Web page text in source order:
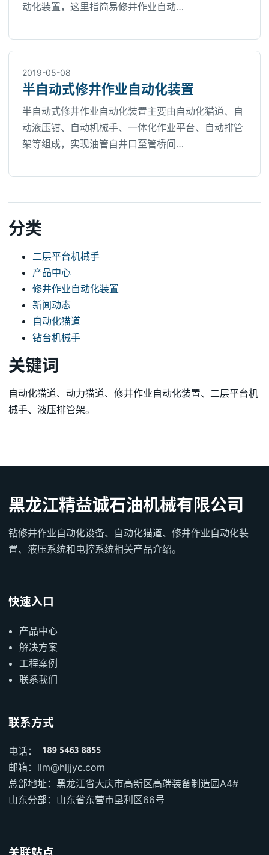
动化装置，这里指简易修井作业自动…
2019-05-08
半自动式修井作业自动化装置
半自动式修井作业自动化装置主要由自动化猫道、自
动液压钳、自动机械手、一体化作业平台、自动排管
架等组成，实现油管自井口至管桥间…
分类
二层平台机械手
产品中心
修井作业自动化装置
新闻动态
自动化猫道
钻台机械手
关键词
自动化猫道、动力猫道、修井作业自动化装置、二层平台机
械手、液压排管架。
黑龙江精益诚石油机械有限公司
钻修井作业自动化设备、自动化猫道、修井作业自动化装
置、液压系统和电控系统相关产品介绍。
快速入口
产品中心
解决方案
工程案例
联系我们
联系方式
电话：
邮箱：llm@hljjyc.com
总部地址：黑龙江省大庆市高新区高端装备制造园A4#
山东分部：山东省东营市垦利区66号